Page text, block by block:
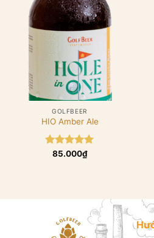
GOLFBEER
HIO Amber Ale
Được xếp
85.000₫